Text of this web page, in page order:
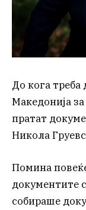
До кога треба
Македонија
пратат
Никола
Помина
документите
собираше